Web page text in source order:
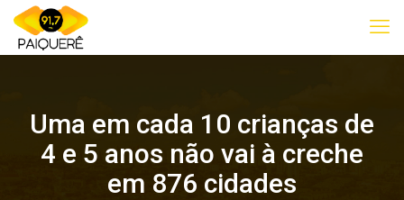
Uma em cada 10 crianças de
4 e 5 anos não vai à creche
em 876 cidades